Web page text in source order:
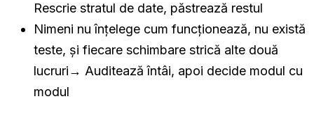
Rescrie stratul de date, păstrează restul
Nimeni nu înțelege cum funcționează, nu există
teste, și fiecare schimbare strică alte două
lucruri→ Auditează întâi, apoi decide modul cu
modul